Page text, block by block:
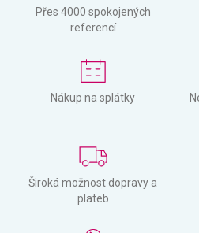
Přes 4000 spokojených
referencí
Nákup na splátky
Široká možnost dopravy a
plateb